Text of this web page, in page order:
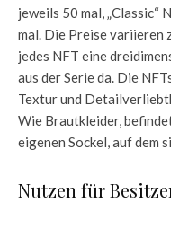
jeweils 50 mal, „Classic“
mal. Die Preise variieren
jedes NFT eine
aus der Serie da. Die
Textur und
Wie Brautkleider,
eigenen Sockel, auf dem
Nutzen für